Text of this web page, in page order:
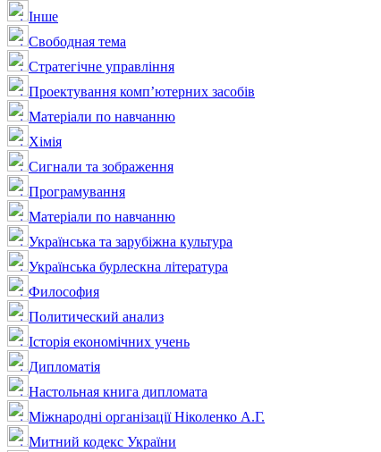
Інше
Свободная тема
Стратегічне управління
Проектування комп’ютерних засобів
Матеріали по навчанню
Хімія
Сигнали та зображення
Програмування
Матеріали по навчанню
Українська та зарубіжна культура
Українська бурлескна література
Философия
Политический анализ
Історія економічних учень
Дипломатія
Настольная книга дипломата
Міжнародні організації Ніколенко А.Г.
Митний кодекс України